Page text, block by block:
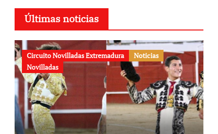
Últimas noticias
Circuito Novilladas Extremadura
Noticias
Novilladas